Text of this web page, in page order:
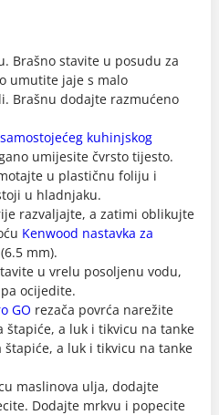
Brašno stavite u posudu za
umutite jaje s malo
Brašnu dodajte razmućeno
samostojećeg kuhinjskog
umijesite čvrsto tijesto.
u plastičnu foliju i
u hladnjaku.
razvaljajte, a zatimi oblikujte
Kenwood nastavka za
mm).
u vrelu posoljenu vodu,
ocijedite.
GO rezača povrća narežite
štapiće, a luk i tikvicu na tanke
a luk i tikvicu na tanke
maslinova ulja, dodajte
Dodajte mrkvu i popecite